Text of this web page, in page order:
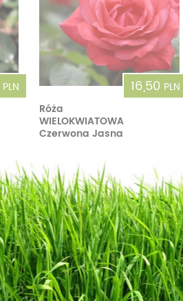
PLN
16,50 PLN
Róża
WIELOKWIATOWA
Czerwona Jasna